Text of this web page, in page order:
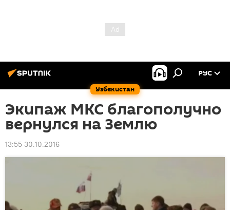
Узбекистан
РУС
Экипаж МКС благополучно
вернулся на Землю
13:55 30.10.2016